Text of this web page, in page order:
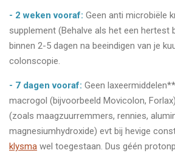
- 2 weken vooraf: Geen anti microbiële
supplement (Behalve als het een hertest
binnen 2-5 dagen na beeindigen van je
colonscopie.
- 7 dagen vooraf: Geen
macrogol (bijvoorbeeld Movicolon,
(zoals maagzuurremmers, rennies,
magnesiumhydroxide) evt bij hevige
klysma wel toegestaan. Dus géén